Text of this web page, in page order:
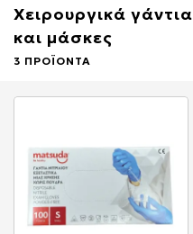
Χειρουργικά γάντια
και μάσκες
3 ΠΡΟΪΌΝΤΑ